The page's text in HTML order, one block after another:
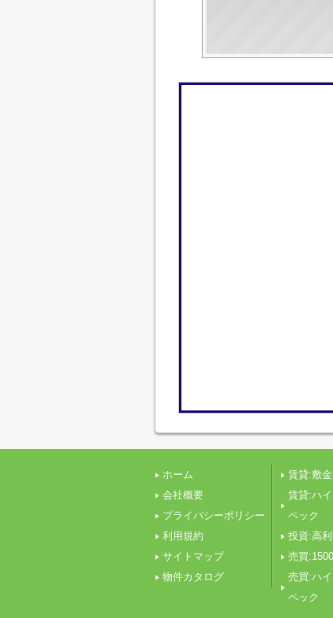
ホーム
会社概要
プライバシーポリシー
利用規約
サイトマップ
物件カタログ
賃貸:敷
賃貸:ハ
ペック
投資:高利
売買
売買:ハ
ペック